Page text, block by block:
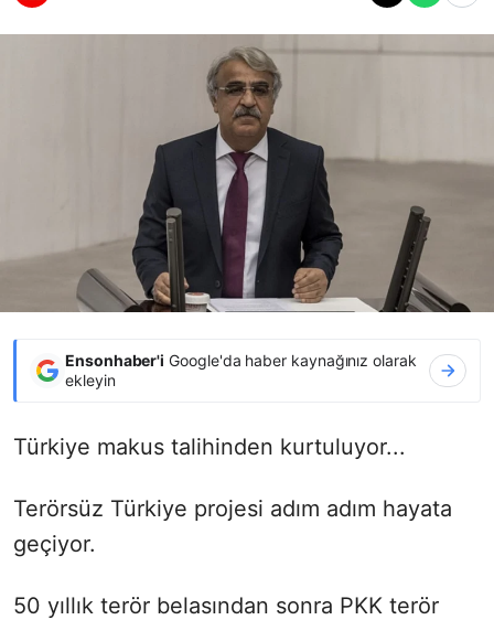
Ensonhaber'i Google'da haber kaynağınız olarak
ekleyin
Türkiye makus talihinden kurtuluyor...
Terörsüz Türkiye projesi adım adım hayata
geçiyor.
50 yıllık terör belasından sonra PKK terör